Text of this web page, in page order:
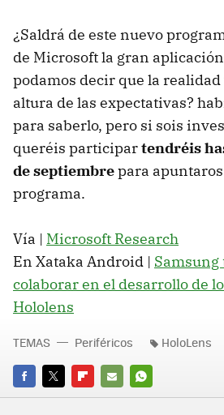
¿Saldrá de este nuevo
de Microsoft la gran
podamos decir que la
altura de las expectativas?
para saberlo, pero si sois
queréis participartendréis
de septiembrepara
programa.
Vía | Microsoft Research
En Xataka Android |
colaborar en el desarrollo de
Hololens
FACEBOOK
TWITTERFLIPBOARD
E-
WHATSAPP
TEMAS Periféricos HoloLens